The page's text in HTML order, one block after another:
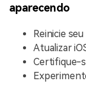
aparecendo
Reinicie
Atualizar
Certifique-